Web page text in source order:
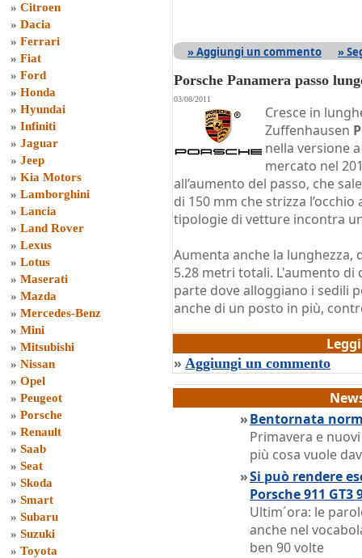
» Citroen
» Dacia
» Ferrari
» Fiat
» Ford
» Honda
» Hyundai
» Infiniti
» Jaguar
» Jeep
» Kia Motors
» Lamborghini
» Lancia
» Land Rover
» Lexus
» Lotus
» Maserati
» Mazda
» Mercedes-Benz
» Mini
» Mitsubishi
» Nissan
» Opel
» Peugeot
» Porsche
» Renault
» Saab
» Seat
» Skoda
» Smart
» Subaru
» Suzuki
» Toyota
» Aggiungi un commento »
Porsche Panamera passo
03/08/2011
Cresce in
Zuffenhausen
nella versione
mercato nel
all’aumento del passo, che
di 150 mm che strizza
tipologie di vetture incontra
Aumenta anche la lunghezza,
5.28 metri totali. L'aumento
parte dove alloggiano i sedili
anche di un posto in più,
» Aggiungi un commento
»Bentornata
Primavera e
più cosa vuole
»Si può rendere
Porsche 911 GT3
Ultim´ora: le
anche nel
ben 90 volte